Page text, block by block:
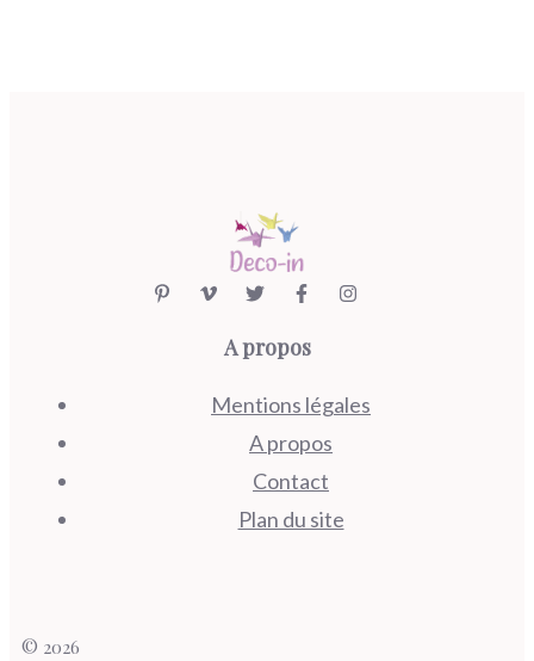
A propos
Mentions légales
A propos
Contact
Plan du site
© 2026